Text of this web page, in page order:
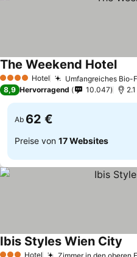
4 Sterne Hotel Umfangreiches Bio-
The Weekend Hotel
8,9 Hervorragend 10.047
Ab 62 €
Preise von 17 Websites
Hotel Zimmer in den oberen
Ibis Styles Wien City